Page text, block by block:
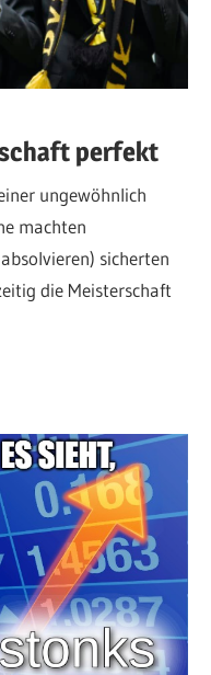
perfekt
ungewöhnlich
machten
sicherten
die Meisterschaft